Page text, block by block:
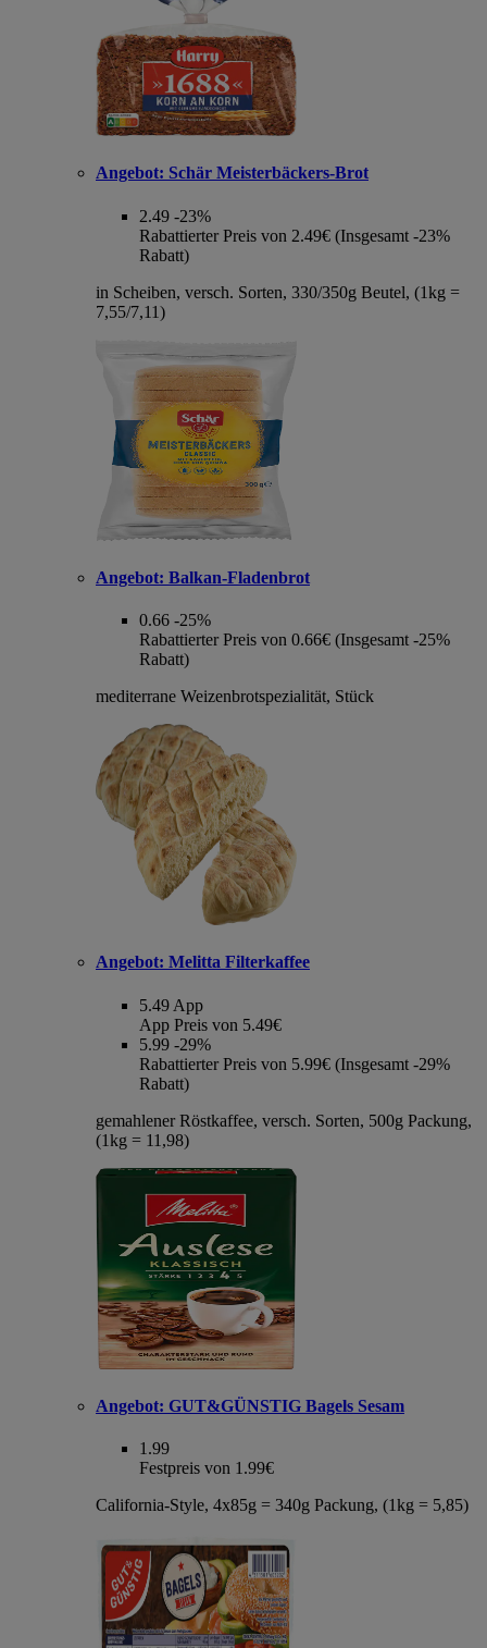
Angebot: Schär Meisterbäckers-Brot
2.49 -23%
Rabattierter Preis von 2.49€ (Insgesamt -23%
Rabatt)
in Scheiben, versch. Sorten, 330/350g Beutel, (1kg =
7,55/7,11)
Angebot: Balkan-Fladenbrot
0.66 -25%
Rabattierter Preis von 0.66€ (Insgesamt -25%
Rabatt)
mediterrane Weizenbrotspezialität, Stück
Angebot: Melitta Filterkaffee
5.49 App
App Preis von 5.49€
5.99 -29%
Rabattierter Preis von 5.99€ (Insgesamt -29%
Rabatt)
gemahlener Röstkaffee, versch. Sorten, 500g Packung,
(1kg = 11,98)
Angebot: GUT&GÜNSTIG Bagels Sesam
1.99
Festpreis von 1.99€
California-Style, 4x85g = 340g Packung, (1kg = 5,85)